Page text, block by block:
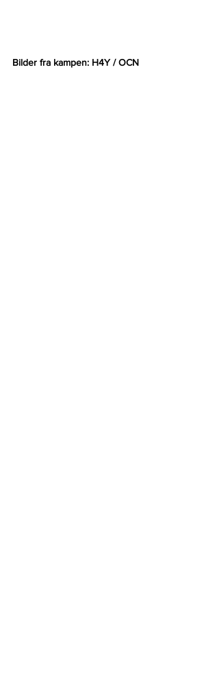
Bilder fra kampen: H4Y / OCN